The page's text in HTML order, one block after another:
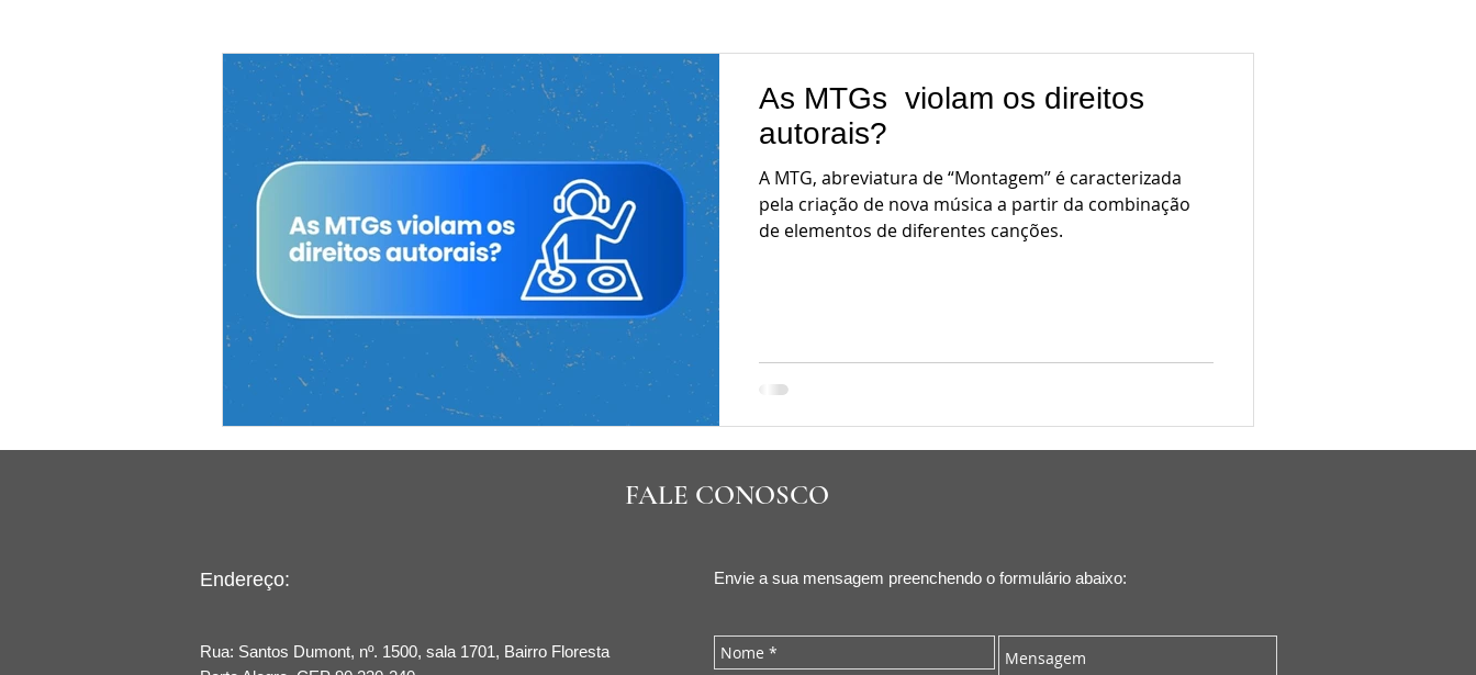
Direito Autoral Imobiliário Direito Contratual
As MTGs violam os direitos
autorais?
A MTG, abreviatura de “Montagem” é caracterizada
pela criação de nova música a partir da combinação
de elementos de diferentes canções.
FALE CONOSCO
Endereço:
Rua: Santos Dumont, nº. 1500, sala 1701, Bairro Floresta
Envie a sua mensagem preenchendo o formulário abaixo: